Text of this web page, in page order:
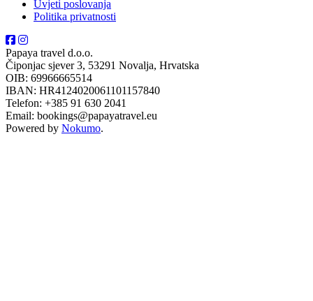
Uvjeti poslovanja
Politika privatnosti
Papaya travel d.o.o.
Čiponjac sjever 3, 53291 Novalja, Hrvatska
OIB: 69966665514
IBAN: HR4124020061101157840
Telefon: +385 91 630 2041
Email: bookings@papayatravel.eu
Powered by Nokumo.